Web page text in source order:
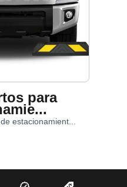
para
estacionamient...